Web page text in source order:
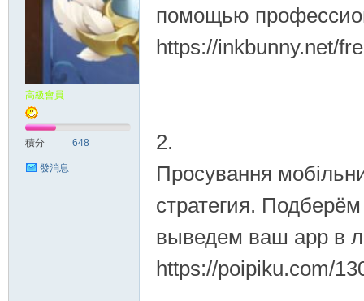
高級會員
積分 648
發消息
помощью
https://inkbunny.net/
2.
Просування
стратегия.
выведем ваш app в
https://poipiku.com/